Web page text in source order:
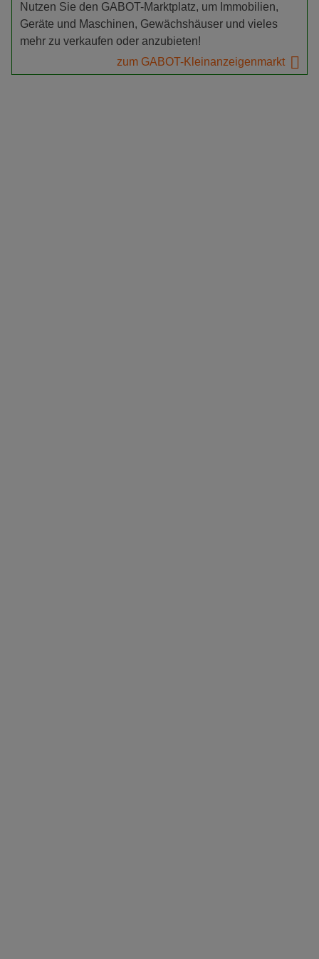
Nutzen Sie den GABOT-Marktplatz, um Immobilien,
Geräte und Maschinen, Gewächshäuser und vieles
mehr zu verkaufen oder anzubieten!
zum GABOT-Kleinanzeigenmarkt